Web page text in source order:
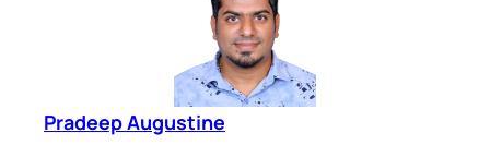
Pradeep Augustine